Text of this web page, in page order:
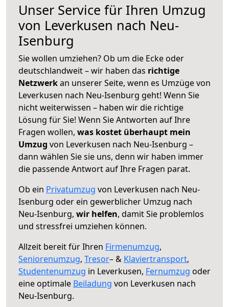
Unser Service für Ihren Umzug
von Leverkusen nach Neu-
Isenburg
Sie wollen umziehen? Ob um die Ecke oder
deutschlandweit – wir haben das richtige
Netzwerkan unserer Seite, wenn es Umzüge von
Leverkusen nach Neu-Isenburg geht! Wenn Sie
nicht weiterwissen – haben wir die richtige
Lösung für Sie! Wenn Sie Antworten auf Ihre
Fragen wollen, was kostet überhaupt mein
Umzug von Leverkusen nach Neu-Isenburg –
dann wählen Sie sie uns, denn wir haben immer
die passende Antwort auf Ihre Fragen parat.
Ob ein Privatumzug von Leverkusen nach Neu-
Isenburg oder ein gewerblicher Umzug nach
Neu-Isenburg, wir helfen, damit Sie problemlos
und stressfrei umziehen können.
Allzeit bereit für Ihren Firmenumzug,
Seniorenumzug, Tresor– & Klaviertransport,
Studentenumzug in Leverkusen, Fernumzug oder
eine optimale Beiladung von Leverkusen nach
Neu-Isenburg.